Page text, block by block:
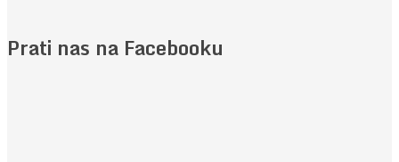
Prati nas na Facebooku